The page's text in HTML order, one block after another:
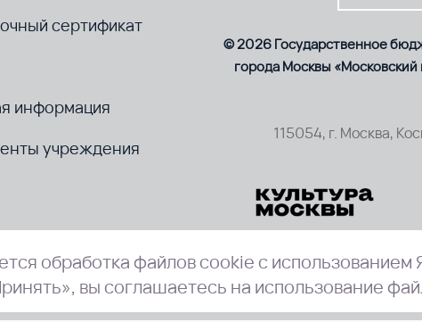
сертификат
информация
учреждения
© 2026 Государственное
города Москвы
115054, г. Москва,
обработка файлов cookie с использованием
вы соглашаетесь на использование